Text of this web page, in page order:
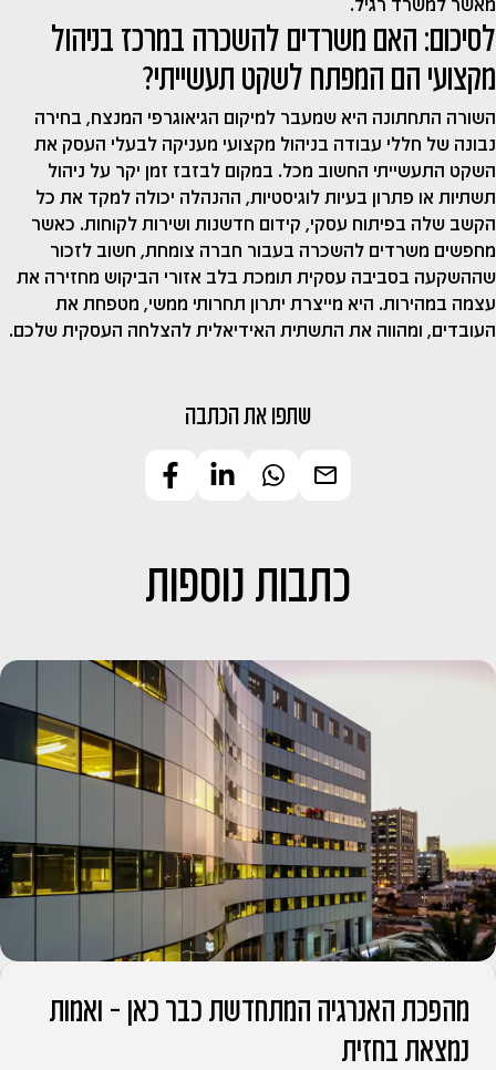
לסיכום: האם משרדים להשכרה במרכז בניהול
מקצועי הם המפתח לשקט תעשייתי?
השורה התחתונה היא שמעבר למיקום הגיאוגרפי המנצח, בחירה
נבונה של חללי עבודה בניהול מקצועי מעניקה לבעלי העסק את
השקט התעשייתי החשוב מכל. במקום לבזבז זמן יקר על ניהול
תשתיות או פתרון בעיות לוגיסטיות, ההנהלה יכולה למקד את כל
הקשב שלה בפיתוח עסקי, קידום חדשנות ושירות לקוחות. כאשר
מחפשים משרדים להשכרה בעבור חברה צומחת, חשוב לזכור
שההשקעה בסביבה עסקית תומכת בלב אזורי הביקוש מחזירה את
עצמה במהירות. היא מייצרת יתרון תחרותי ממשי, מטפחת את
העובדים, ומהווה את התשתית האידיאלית להצלחה העסקית שלכם.
שתפו את הכתבה
כתבות נוספות
מהפכת האנרגיה המתחדשת כבר כאן – ואמות
נמצאת בחזית